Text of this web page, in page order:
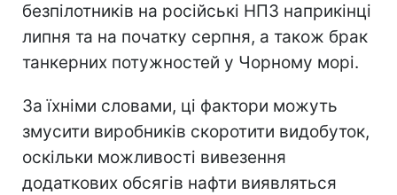
безпілотників на російські НПЗ наприкінці
липня та на початку серпня, а також брак
танкерних потужностей у Чорному морі.
За їхніми словами, ці фактори можуть
змусити виробників скоротити видобуток,
оскільки можливості вивезення
додаткових обсягів нафти виявляться